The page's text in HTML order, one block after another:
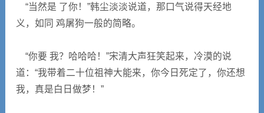
“当然是 了你！”韩尘淡淡说道，那口气说得天经地
义，如同 鸡屠狗一般的简略。
“你要 我？哈哈哈！”宋清大声狂笑起来，冷漠的说
道：“我带着二十位祖神大能来，你今日死定了，你还想
我，真是白日做梦！”